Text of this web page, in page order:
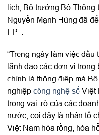
lịch, Bộ trưởng Bộ Thông
Nguyễn Mạnh Hùng đã
FPT.
“Trong ngày làm việc
lãnh đạo các đơn vị
chính là thông điệp mà
nghiệp công nghệ số Việt
trọng vai trò của các
nước, coi đây là nhân tố
Việt Nam hóa rồng, hóa